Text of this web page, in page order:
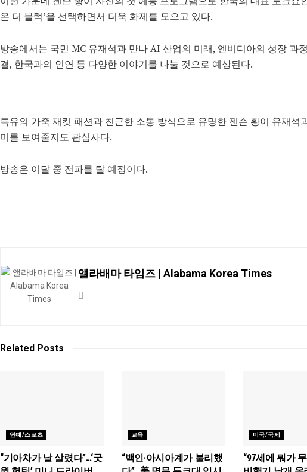
온 더 블럭’을 선택하면서 더욱 화제를 모으고 있다.
방송에서는 국민 MC 유재석과 만나 AI 산업의 미래, 엔비디아의 성장 과
결, 한국과의 인연 등 다양한 이야기를 나눌 것으로 예상된다.
특유의 가죽 재킷 패션과 친근한 소통 방식으로 유명한 젠슨 황이 유재석
미를 보여줄지도 관심사다.
방송은 이달 중 전파를 탈 예정이다.
앨라배마 타임즈 | Alabama Korea Times
Related Posts
연예/스포츠
“기아차가 날 살렸다”…‘굿
교육
“백인·아시아계가 불리했
미국/국제
“97세에 뭐가